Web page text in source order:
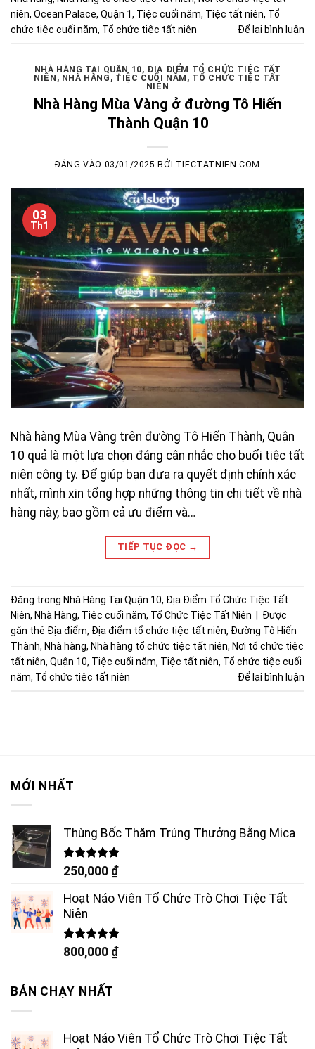
niên, Ocean Palace, Quận 1, Tiệc cuối năm, Tiệc tất niên, Tổ
chức tiệc cuối năm, Tổ chức tiệc tất niên Để lại bình luận
NHÀ HÀNG TẠI QUẬN 10, ĐỊA ĐIỂM TỔ CHỨC TIỆC TẤT
NIÊN , NHÀ HÀNG , TIỆC CUỐI NĂM , TỔ CHỨC TIỆC TẤT
NIÊN
Nhà Hàng Mùa Vàng ở đường Tô Hiến
Thành Quận 10
ĐĂNG VÀO 03/01/2025 BỞI TIECTATNIEN.COM
03
Th1
Nhà hàng Mùa Vàng trên đường Tô Hiến Thành, Quận
10 quả là một lựa chọn đáng cân nhắc cho buổi tiệc tất
niên công ty. Để giúp bạn đưa ra quyết định chính xác
nhất, mình xin tổng hợp những thông tin chi tiết về nhà
hàng này, bao gồm cả ưu điểm và…
TIẾP TỤC ĐỌC →
Đăng trong Nhà Hàng Tại Quận 10, Địa Điểm Tổ Chức Tiệc Tất
Niên, Nhà Hàng, Tiệc cuối năm, Tổ Chức Tiệc Tất Niên
Được
gắn thẻ Địa điểm, Địa điểm tổ chức tiệc tất niên, Đường Tô Hiến
Thành, Nhà hàng, Nhà hàng tổ chức tiệc tất niên, Nơi tổ chức tiệc
tất niên, Quận 10, Tiệc cuối năm, Tiệc tất niên, Tổ chức tiệc cuối
năm, Tổ chức tiệc tất niên Để lại bình luận
MỚI NHẤT
Thùng Bốc Thăm Trúng Thưởng Bằng Mica
Được xếp
hạng
5 sao
250,000 ₫
Hoạt Náo Viên Tổ Chức Trò Chơi Tiệc Tất
Niên
Được xếp
hạng
800,000 ₫
BÁN CHẠY NHẤT
Hoạt Náo Viên Tổ Chức Trò Chơi Tiệc Tất